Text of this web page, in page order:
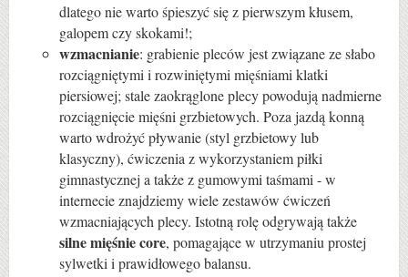
dlatego nie warto śpieszyć się z pierwszym kłusem,
galopem czy skokami!;
wzmacnianie: grabienie pleców jest związane ze słabo
rozciągniętymi i rozwiniętymi mięśniami klatki
piersiowej; stale zaokrąglone plecy powodują nadmierne
rozciągnięcie mięśni grzbietowych. Poza jazdą konną
warto wdrożyć pływanie (styl grzbietowy lub
klasyczny), ćwiczenia z wykorzystaniem piłki
gimnastycznej a także z gumowymi taśmami - w
internecie znajdziemy wiele zestawów ćwiczeń
wzmacniających plecy. Istotną rolę odgrywają także
silne mięśnie core, pomagające w utrzymaniu prostej
sylwetki i prawidłowego balansu.